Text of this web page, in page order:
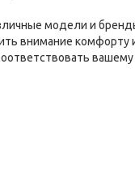
модели и
внимание комфорту